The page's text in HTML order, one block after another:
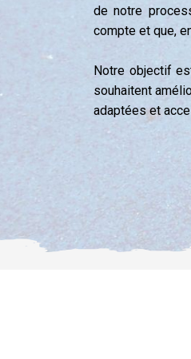
de notre
compte et que,
Notre objectif
souhaitent
adaptées et